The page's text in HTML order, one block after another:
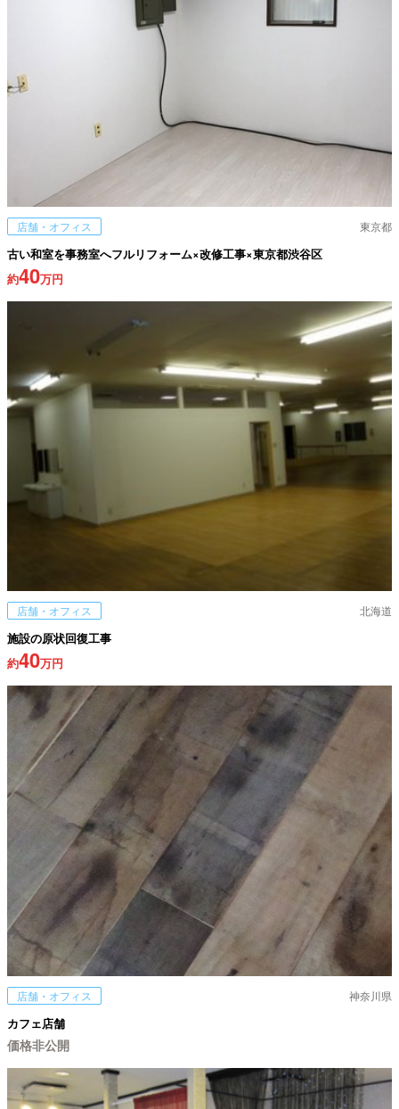
店舗・オフィス 東京都
古い和室を事務室へフルリフォーム×改修工事×東京都渋谷区
約40万円
店舗・オフィス 北海道
施設の原状回復工事
約40万円
店舗・オフィス 神奈川県
カフェ店舗
価格非公開